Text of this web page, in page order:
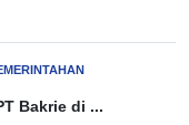
Bakrie di ...